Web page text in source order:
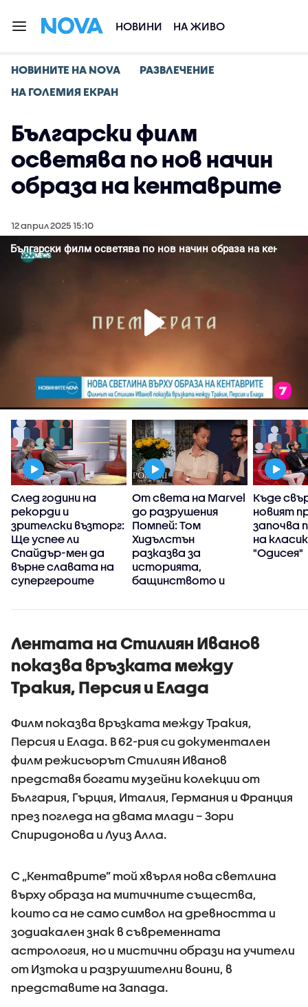
НОВИНИ НА ЖИВО
НОВИНИТЕ НА NOVA
РАЗВЛЕЧЕНИЕ
НА ГОЛЕМИЯ ЕКРАН
Български филм
осветява по нов начин
образа на кентаврите
12 април 2025 15:10
След години на
рекорди и
зрителски възторг:
Ще успее ли
Спайдър-мен да
върне славата на
супергероите
От света на Marvel
до разрушения
Помпей: Том
Хидълстън
разказва за
историята,
бащинството и
Къде
новият
започва
на
"Одисея"
Лентата на Стилиян Иванов
показва връзката между
Тракия, Персия и Елада
Филм показва връзката между Тракия,
Персия и Елада. В 62-рия си документален
филм режисьорът Стилиян Иванов
представя богати музейни колекции от
България, Гърция, Италия, Германия и Франция
през погледа на двама млади – Зори
Спиридонова и Луиз Алла.
С „Кентаврите” той хвърля нова светлина
върху образа на митичните същества,
които са не само символ на древността и
зодиакален знак в съвременната
астрология, но и мистични образи на учители
от Изтока и разрушителни воини, в
представите на Запада.